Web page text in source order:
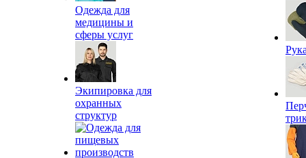
Одежда для
медицины и
сферы услуг
Экипировка для
охранных
структур